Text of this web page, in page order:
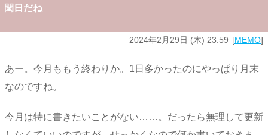
閏日だね
2024年2月29日 (木) 23:59 MEMO
あー。今月ももう終わりか。1日多かったのにやっぱり月末
なのですね。
今月は特に書きたいことがない……。だったら無理して更新